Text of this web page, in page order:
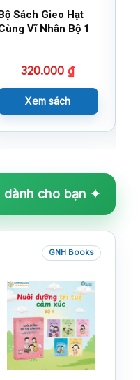
Sách Gieo Hạt
Vĩ Nhân Bộ 1
320.000₫
Xem sách
dành cho bạn ✦
GNH Books